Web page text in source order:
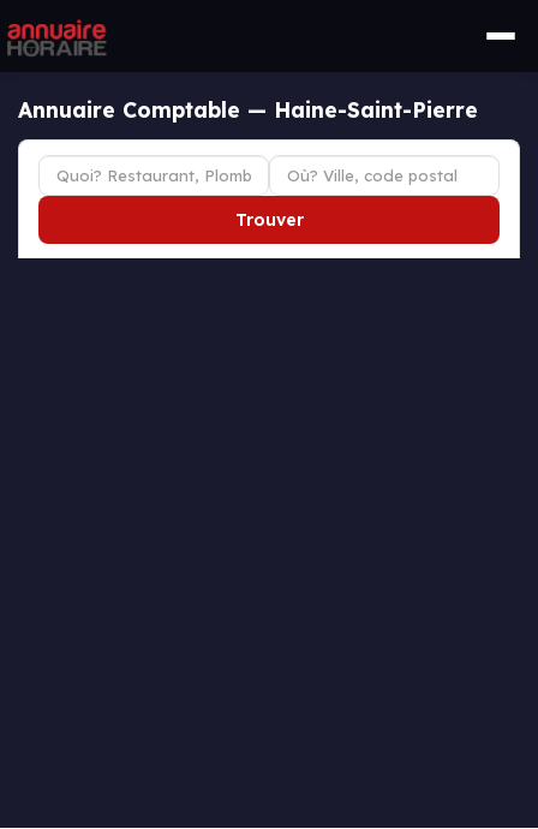
Annuaire Comptable — Haine-Saint-Pierre
Trouver